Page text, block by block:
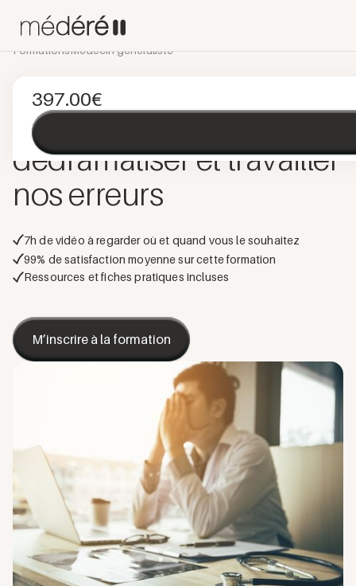
FormationsMédecin généraliste
Les erreurs médicales:
dédramatiser et travailler
nos erreurs
7h de vidéo à regarder où et quand vous le souhaitez
99% de satisfaction moyenne sur cette formation
Ressources et fiches pratiques incluses
M’inscrire à la formation
397.00€